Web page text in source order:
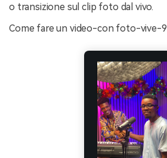
o transizione sul clip foto dal vivo.
Come fare un video-con foto-vive-9